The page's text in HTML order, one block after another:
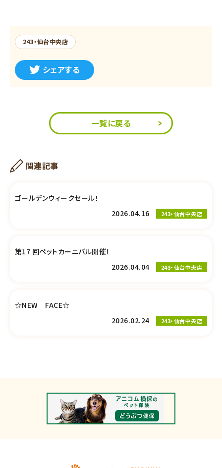
243・仙台中央店
シェアする
一覧に戻る
関連記事
ゴールデンウィークセール！
2026.04.16
243・仙台中央店
第17 回ペットカーニバル開催！
2026.04.04
243・仙台中央店
☆NEW FACE☆
2026.02.24
243・仙台中央店